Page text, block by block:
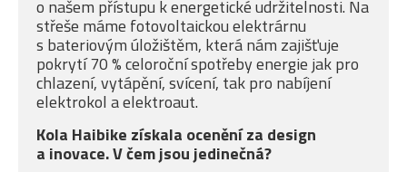
o našem přístupu k energetické udržitelnosti. Na
střeše máme fotovoltaickou elektrárnu
s bateriovým úložištěm, která nám zajišťuje
pokrytí 70 % celoroční spotřeby energie jak pro
chlazení, vytápění, svícení, tak pro nabíjení
elektrokol a elektroaut.
Kola Haibike získala ocenění za design
a inovace. V čem jsou jedinečná?